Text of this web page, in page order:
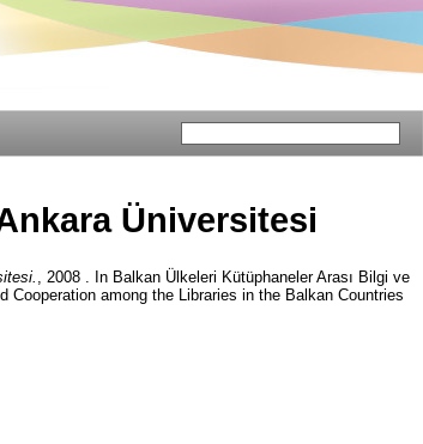
Üniversitesi
, 2008 . In Balkan Ülkeleri Kütüphaneler Arası Bilgi ve
among the Libraries in the Balkan Countries